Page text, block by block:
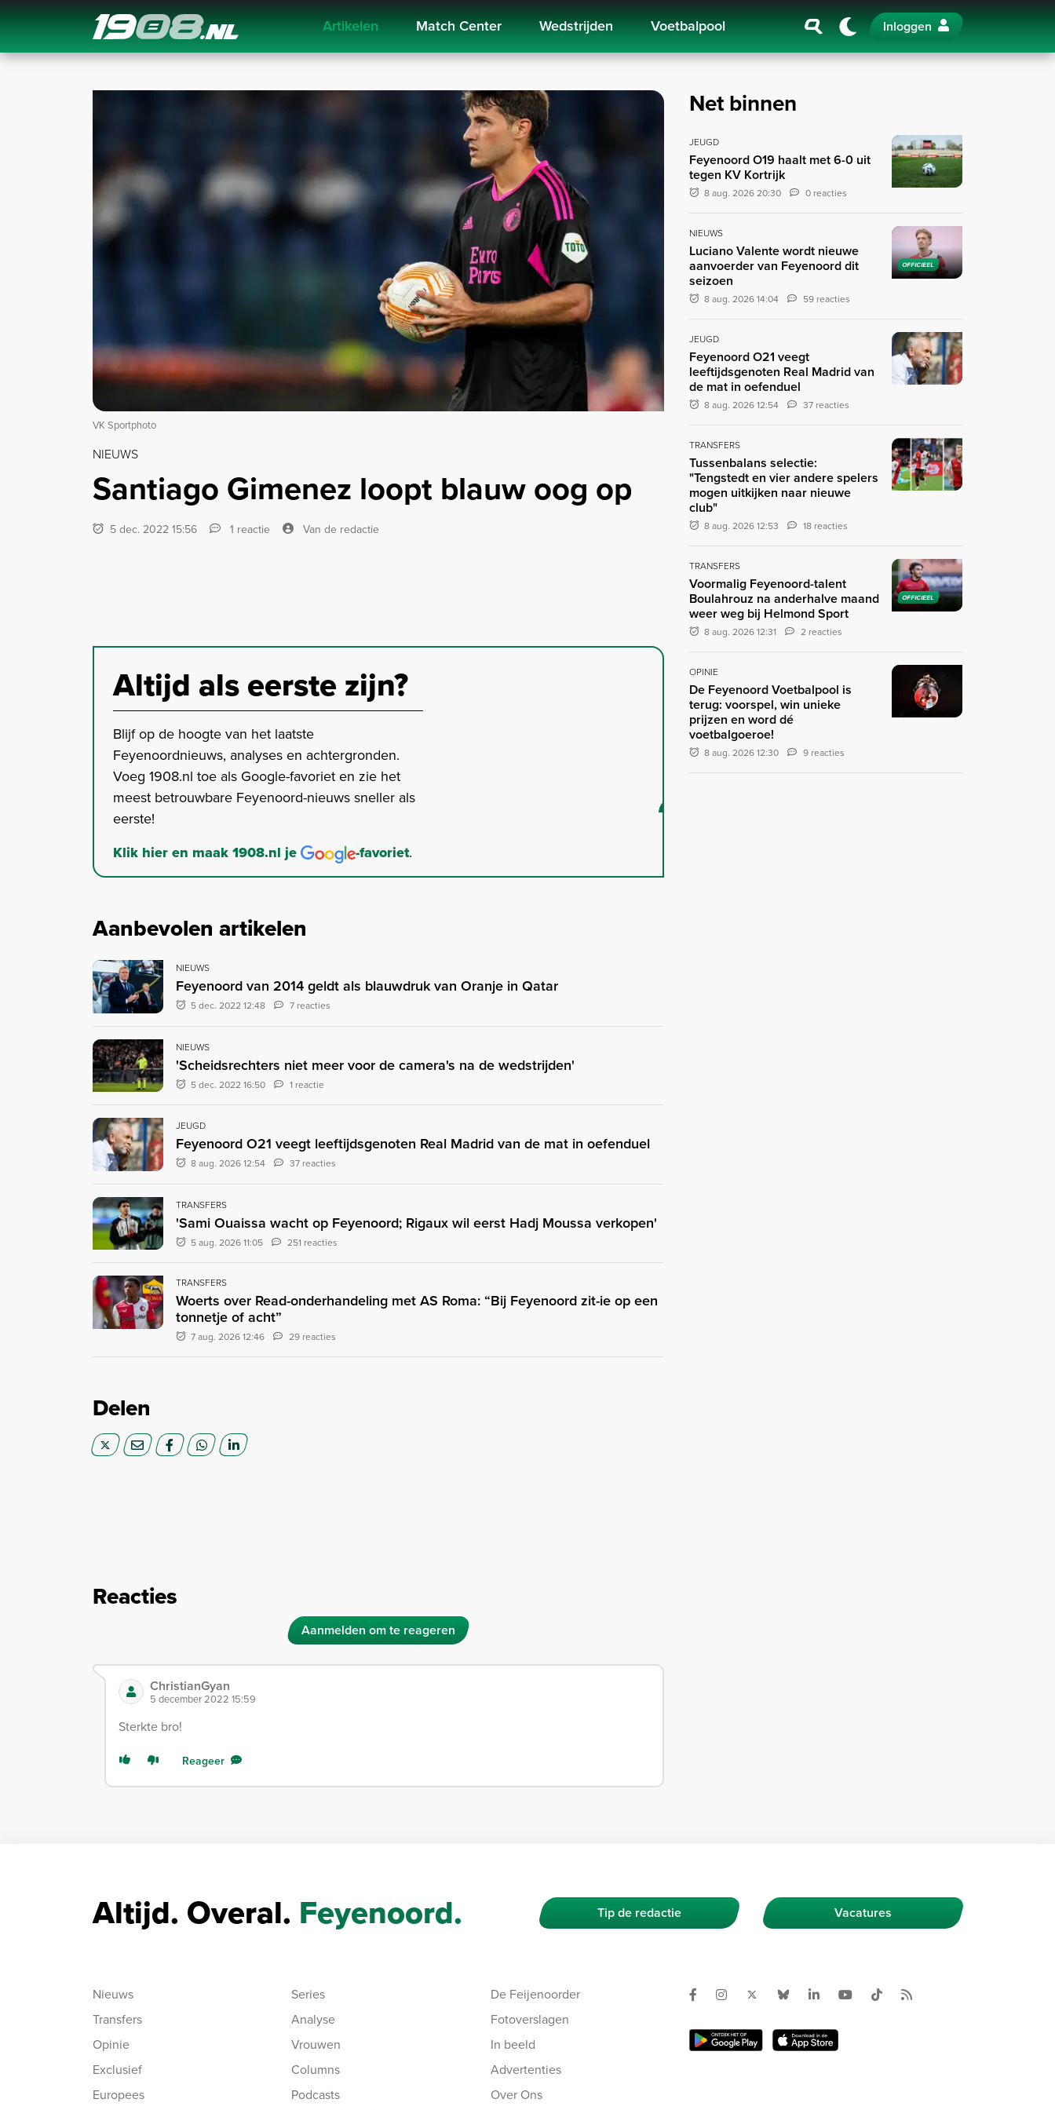
Navigation Artikelen Match Center Wedstrijden Voetbalpool Inloggen
VK Sportphoto
NIEUWS
Santiago Gimenez loopt blauw oog op
5 dec. 2022 15:56 1 reactie Van de redactie
Altijd als eerste zijn?
Blijf op de hoogte van het laatste
Feyenoordnieuws, analyses en achtergronden.
Voeg 1908.nl toe als Google-favoriet en zie het
meest betrouwbare Feyenoord-nieuws sneller als
eerste!
Klik hier en maak 1908.nl je
-favoriet.
Aanbevolen artikelen
NIEUWS
Feyenoord van 2014 geldt als blauwdruk van Oranje in Qatar
5 dec. 2022 12:48 7 reacties
NIEUWS
'Scheidsrechters niet meer voor de camera's na de wedstrijden'
5 dec. 2022 16:50 1 reactie
JEUGD
Feyenoord O21 veegt leeftijdsgenoten Real Madrid van de mat in oefenduel
8 aug. 2026 12:54 37 reacties
TRANSFERS
'Sami Ouaissa wacht op Feyenoord; Rigaux wil eerst Hadj Moussa verkopen'
5 aug. 2026 11:05 251 reacties
TRANSFERS
Woerts over Read-onderhandeling met AS Roma: “Bij Feyenoord zit-ie op een
tonnetje of acht”
7 aug. 2026 12:46 29 reacties
Delen
Reacties
Aanmelden om te reageren
ChristianGyan
5 december 2022 15:59
Sterkte bro!
Reageer
Net binnen
JEUGD
Feyenoord O19 haalt met 6-0 uit
tegen KV Kortrijk
8 aug. 2026 20:30 0 reacties
OFFICIEEL
NIEUWS
Luciano Valente wordt nieuwe
aanvoerder van Feyenoord dit
seizoen
8 aug. 2026 14:04 59 reacties
JEUGD
Feyenoord O21 veegt
leeftijdsgenoten Real Madrid van
de mat in oefenduel
8 aug. 2026 12:54 37 reacties
TRANSFERS
Tussenbalans selectie:
"Tengstedt en vier andere spelers
mogen uitkijken naar nieuwe
club"
8 aug. 2026 12:53 18 reacties
OFFICIEEL
TRANSFERS
Voormalig Feyenoord-talent
Boulahrouz na anderhalve maand
weer weg bij Helmond Sport
8 aug. 2026 12:31 2 reacties
OPINIE
De Feyenoord Voetbalpool is
terug: voorspel, win unieke
prijzen en word dé
voetbalgoeroe!
8 aug. 2026 12:30 9 reacties
Altijd. Overal. Feyenoord. Tip de redactie Vacatures
Nieuws
Transfers
Opinie
Exclusief
Europees
Series
Analyse
Vrouwen
Columns
Podcasts
De Feijenoorder
Fotoverslagen
In beeld
Advertenties
Over Ons